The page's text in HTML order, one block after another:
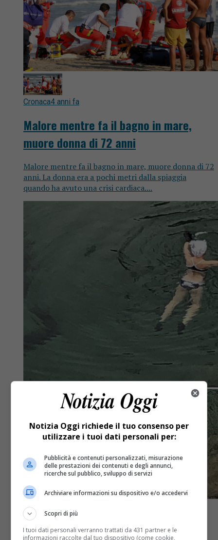
Cronaca4 anni fa
Malore mentre fa il bagno in mare,
muore donna di 72 anni
Malore mentre fa il bagno in mare, muore donna di 72
anni. La donna era a pochi metri dalla spiaggia
quando ha avuto una crisi cardiaca....
Attualità5 anni fa
Notizia Oggi richiede il tuo consenso per
utilizzare i tuoi dati personali per:
Pubblicità e contenuti personalizzati, misurazione
delle prestazioni dei contenuti e degli annunci,
ricerche sul pubblico, sviluppo di servizi
Archiviare informazioni su dispositivo e/o accedervi
Scopri di più
I tuoi dati personali verranno trattati da 431 partner e le
informazioni raccolte dal tuo dispositivo (come cookie,